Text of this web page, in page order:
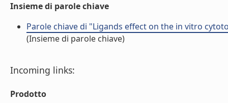
Insieme di parole chiave
Parole chiave di "Ligands effect on the in vitro
(Insieme di parole chiave)
Incoming links:
Prodotto